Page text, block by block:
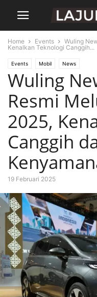
Home Events
Wuling
Kenalkan Teknologi Canggih...
Events Mobil News
Wuling
Resmi
2025,
Canggih
19 Februari 2025